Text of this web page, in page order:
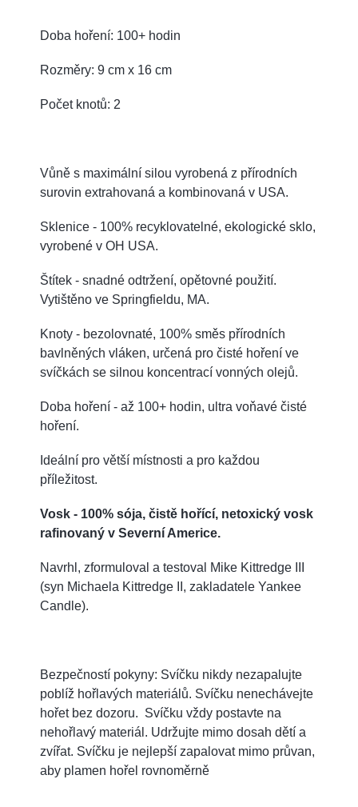
Doba hoření: 100+ hodin
Rozměry: 9 cm x 16 cm
Počet knotů: 2
Vůně s maximální silou vyrobená z přírodních
surovin extrahovaná a kombinovaná v USA.
Sklenice - 100% recyklovatelné, ekologické sklo,
vyrobené v OH USA.
Štítek - snadné odtržení, opětovné použití.
Vytištěno ve Springfieldu, MA.
Knoty - bezolovnaté, 100% směs přírodních
bavlněných vláken, určená pro čisté hoření ve
svíčkách se silnou koncentrací vonných olejů.
Doba hoření - až 100+ hodin, ultra voňavé čisté
hoření.
Ideální pro větší místnosti a pro každou
příležitost.
Vosk - 100% sója, čistě hořící, netoxický vosk
rafinovaný v Severní Americe.
Navrhl, zformuloval a testoval Mike Kittredge III
(syn Michaela Kittredge II, zakladatele Yankee
Candle).
Bezpečností pokyny: Svíčku nikdy nezapalujte
poblíž hořlavých materiálů. Svíčku nenechávejte
hořet bez dozoru. Svíčku vždy postavte na
nehořlavý materiál. Udržujte mimo dosah dětí a
zvířat. Svíčku je nejlepší zapalovat mimo průvan,
aby plamen hořel rovnoměrně